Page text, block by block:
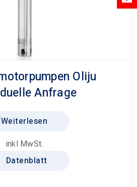
Oliju
Anfrage
Weiterlesen
inkl MwSt.
Datenblatt